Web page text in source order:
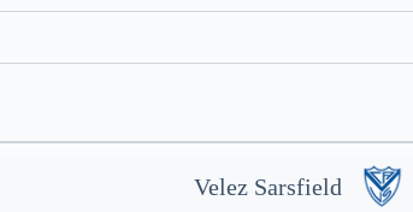
Velez Sarsfield